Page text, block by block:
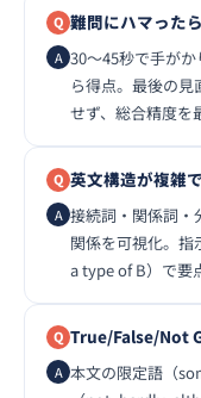
難問にハマった
30〜45秒で手が
ら得点。最後の
せず、総合精度を
英文構造が複雑
接続詞・関係詞・
関係を可視化。
a type of B）で要
True/False/Not
本文の限定語（